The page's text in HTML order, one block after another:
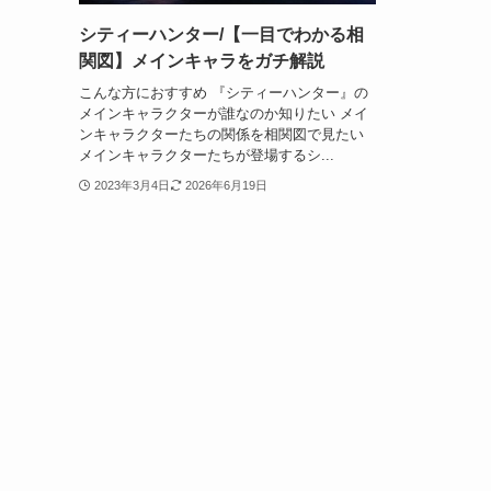
シティーハンター/【一目でわかる相
関図】メインキャラをガチ解説
こんな方におすすめ 『シティーハンター』の
メインキャラクターが誰なのか知りたい メイ
ンキャラクターたちの関係を相関図で見たい
メインキャラクターたちが登場するシ...
2023年3月4日 2026年6月19日